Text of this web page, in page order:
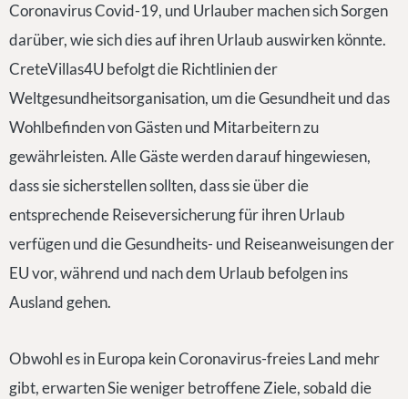
Coronavirus Covid-19, und Urlauber machen sich Sorgen
darüber, wie sich dies auf ihren Urlaub auswirken könnte.
CreteVillas4U befolgt die Richtlinien der
Weltgesundheitsorganisation, um die Gesundheit und das
Wohlbefinden von Gästen und Mitarbeitern zu
gewährleisten. Alle Gäste werden darauf hingewiesen,
dass sie sicherstellen sollten, dass sie über die
entsprechende Reiseversicherung für ihren Urlaub
verfügen und die Gesundheits- und Reiseanweisungen der
EU vor, während und nach dem Urlaub befolgen ins
Ausland gehen.
Obwohl es in Europa kein Coronavirus-freies Land mehr
gibt, erwarten Sie weniger betroffene Ziele, sobald die